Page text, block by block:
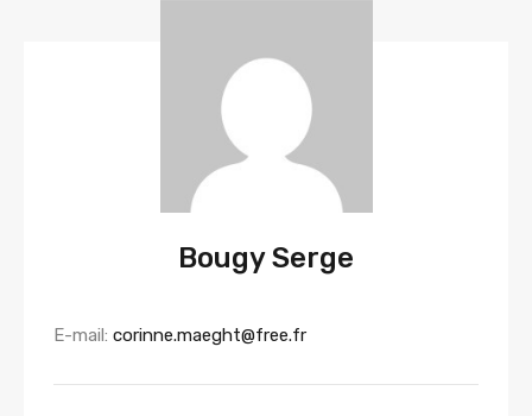
Bougy Serge
E-mail: corinne.maeght@free.fr